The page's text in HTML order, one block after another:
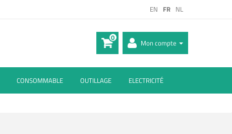
EN FR NL
Mon compte
0
CONSOMMABLE OUTILLAGE ELECTRICITÉ